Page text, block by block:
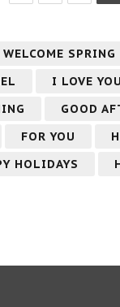
WELCOME SPRING
I LOVE
GOOD
FOR YOU
HOLIDAYS